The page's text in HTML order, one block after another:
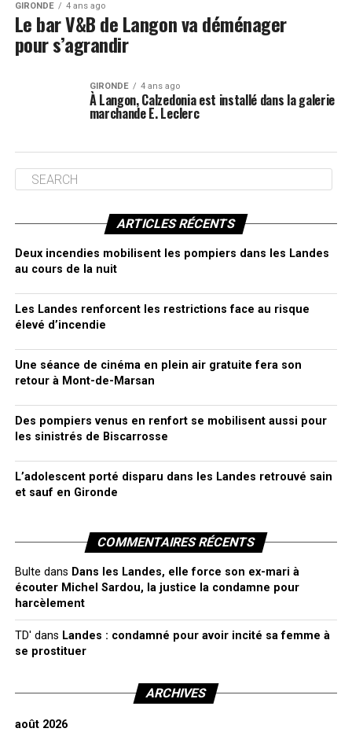
GIRONDE 4 ans ago
Le bar V&B de Langon va déménager
pour s’agrandir
GIRONDE 4 ans ago
À Langon, Calzedonia est installé dans la galerie
marchande E. Leclerc
ARTICLES RÉCENTS
Deux incendies mobilisent les pompiers dans les Landes
au cours de la nuit
Les Landes renforcent les restrictions face au risque
élevé d’incendie
Une séance de cinéma en plein air gratuite fera son
retour à Mont-de-Marsan
Des pompiers venus en renfort se mobilisent aussi pour
les sinistrés de Biscarrosse
L’adolescent porté disparu dans les Landes retrouvé sain
et sauf en Gironde
COMMENTAIRES RÉCENTS
Bulte dans Dans les Landes, elle force son ex-mari à
écouter Michel Sardou, la justice la condamne pour
harcèlement
TD' dans Landes : condamné pour avoir incité sa femme à
se prostituer
ARCHIVES
août 2026